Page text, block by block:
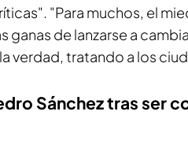
"Para muchos, el
ganas de lanzarse a
verdad, tratando a los
Sánchez tras ser